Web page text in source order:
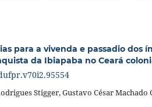
para a vivenda e passadio
da Ibiapaba no Ceará
Stigger, Gustavo César Machado